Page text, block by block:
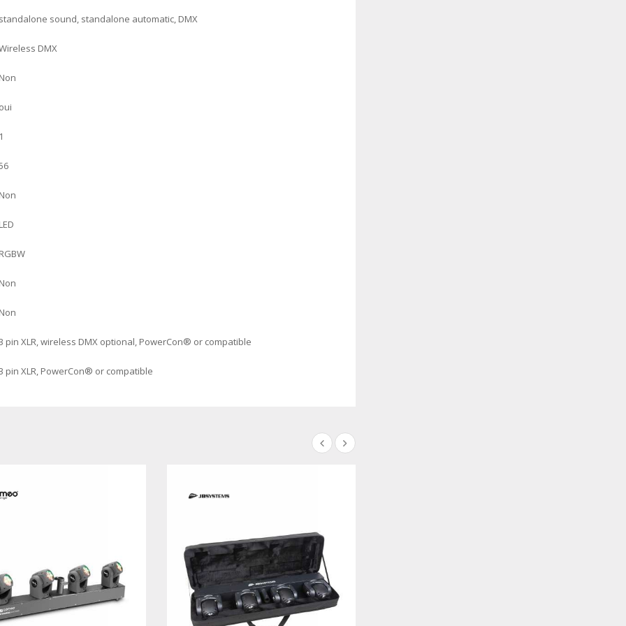
standalone sound, standalone automatic, DMX
DMX
Non
oui
1
Non
LED
RGBW
Non
Non
pin XLR, wireless DMX optional, PowerCon® or compatible
pin XLR, PowerCon® or compatible